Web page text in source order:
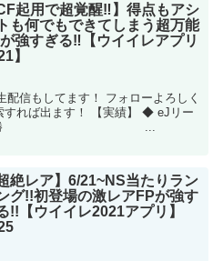
CF起用で超覚醒‼︎】得点もアシ
も何でもできてしまう超万能
強すぎる‼︎【ウイイレアプリ
】
配信もしてます！ フォローよろしく
すれば出ます！ 【実績】 ◆ eJリー
ン2019優勝 ...
超絶レア】6/21~NS当たりラン
グ!!初登場の激レアFPが強す
!!【ウイイレ2021アプリ】